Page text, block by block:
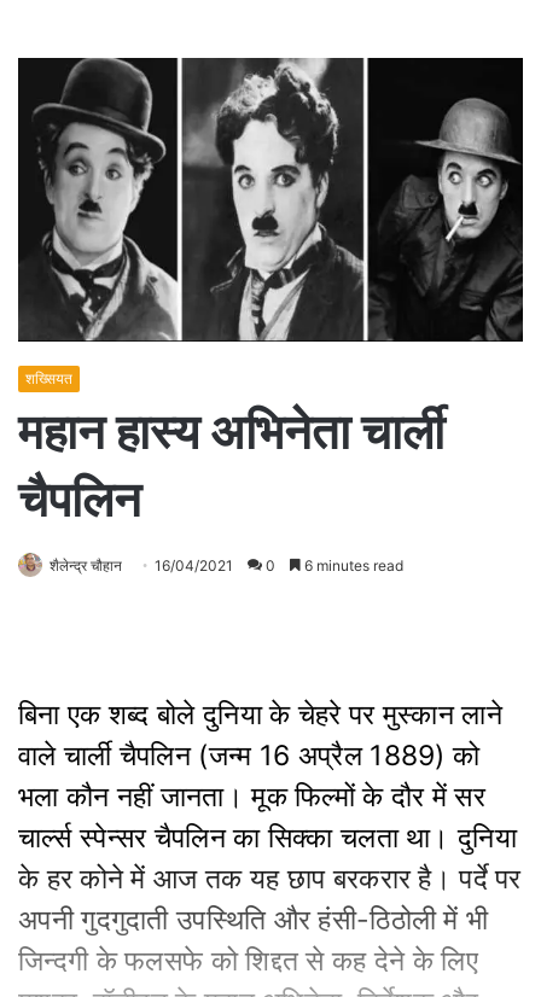
शख्सियत
महान हास्य अभिनेता चार्ली
चैपलिन
शैलेन्द्र चौहान 16/04/2021 0 6 minutes read
बिना एक शब्द बोले दुनिया के चेहरे पर मुस्कान लाने
वाले चार्ली चैपलिन (जन्म 16 अप्रैल 1889) को
भला कौन नहीं जानता। मूक फिल्मों के दौर में सर
चार्ल्स स्पेन्सर चैपलिन का सिक्का चलता था। दुनिया
के हर कोने में आज तक यह छाप बरकरार है। पर्दे पर
अपनी गुदगुदाती उपस्थिति और हंसी-ठिठोली में भी
जिन्दगी के फलसफे को शिद्दत से कह देने के लिए